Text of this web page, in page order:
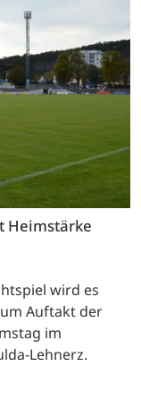
Heimstärke
wird es
Auftakt der
im
Lehnerz.